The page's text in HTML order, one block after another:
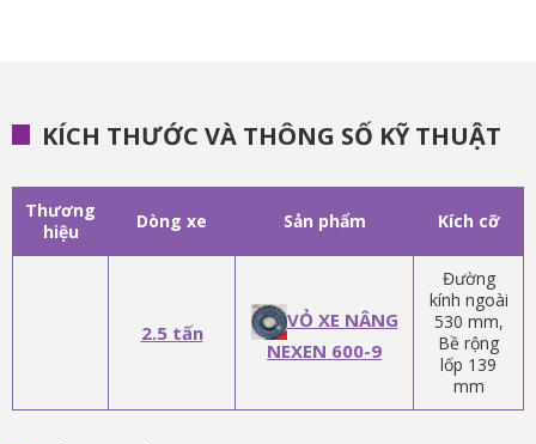
KÍCH THƯỚC VÀ THÔNG SỐ KỸ THUẬT
Thương
hiệu
Dòng xe Sản phẩm Kích cỡ
2.5 tấn
VỎ XE NÂNG
NEXEN 600-9
Đường
kính ngoài
530 mm,
Bề rộng
lốp 139
mm